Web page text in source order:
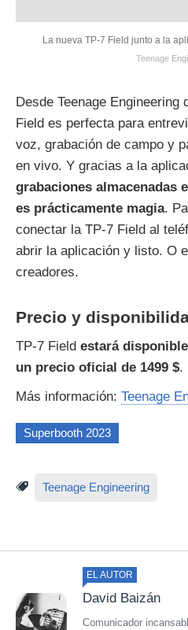
La nueva TP-7 Field junto a la
Teenage
Desde Teenage
Field es perfecta para
voz, grabación de campo y
en vivo. Y gracias a la
grabaciones almacenadas
es prácticamente magia.
conectar la TP-7 Field al
abrir la aplicación y listo. O
creadores.
Precio y
TP-7 Field estará
un precio oficial de 1499 $.
Más información: Teenage
Superbooth 2023
Teenage Engineering
EL AUTOR
David Baizán
Comunicador